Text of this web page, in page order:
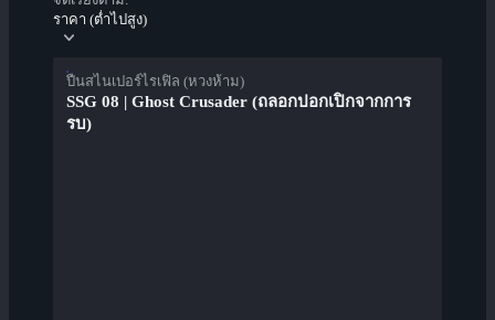
ราคา (ต่ำไปสูง)
ปืนสไนเปอร์ไรเฟิล (หวงห้าม)
SSG 08 | Ghost Crusader (ถลอกปอกเปิกจากการ
รบ)